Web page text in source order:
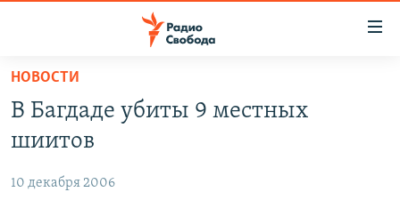
упрощенного
доступа
основному
ПОДКАСТЫ
ЦИТАТЫ СВОБОДЫ
НОВОСТИ
В Багдаде убиты 9 местных
шиитов
10 декабря 2006